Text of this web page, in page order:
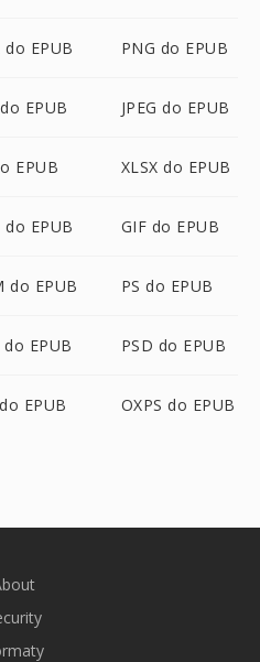
do EPUB PNG do EPUB
EPUB JPEG do EPUB
EPUB XLSX do EPUB
do EPUB GIF do EPUB
do EPUB PS do EPUB
do EPUB PSD do EPUB
EPUB OXPS do EPUB